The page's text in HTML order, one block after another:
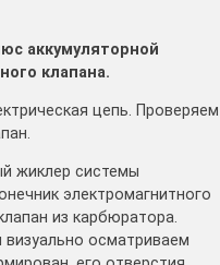
аккумуляторной
клапана.
цепь. Проверяем
жиклер системы
электромагнитного
из карбюратора.
осматриваем